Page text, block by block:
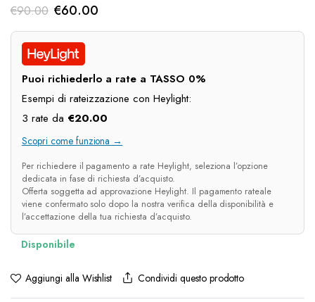
€90.00 Il
prezzo
originale
era:
€90.00.
€60.00Il
prezzo
€60.00.
Puoi richiederlo a rate a TASSO 0%
Esempi di rateizzazione con Heylight:
3 rate da €20.00
Scopri come funziona →
Per richiedere il pagamento a rate Heylight, seleziona l’opzione
dedicata in fase di richiesta d’acquisto.
Offerta soggetta ad approvazione Heylight. Il pagamento rateale
viene confermato solo dopo la nostra verifica della disponibilità e
l’accettazione della tua richiesta d’acquisto.
Aggiungi alla Wishlist Condividi questo prodotto